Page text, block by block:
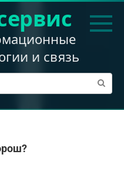
и связь